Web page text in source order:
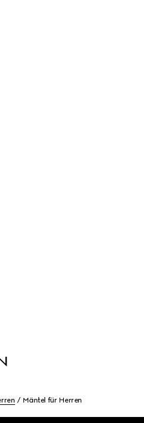
Mäntel für Herren